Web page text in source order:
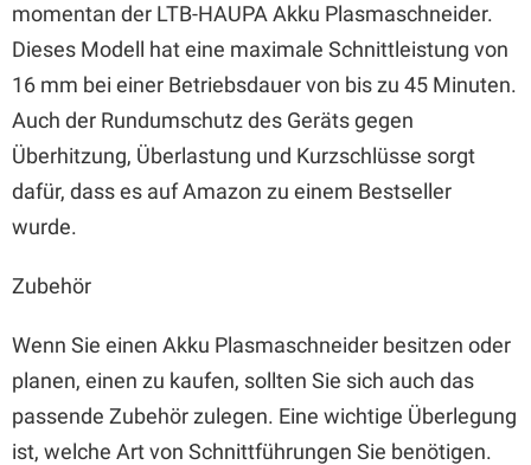
momentan der LTB-HAUPA Akku Plasmaschneider.
Dieses Modell hat eine maximale Schnittleistung von
16 mm bei einer Betriebsdauer von bis zu 45 Minuten.
Auch der Rundumschutz des Geräts gegen
Überhitzung, Überlastung und Kurzschlüsse sorgt
dafür, dass es auf Amazon zu einem Bestseller
wurde.
Zubehör
Wenn Sie einen Akku Plasmaschneider besitzen oder
planen, einen zu kaufen, sollten Sie sich auch das
passende Zubehör zulegen. Eine wichtige Überlegung
ist, welche Art von Schnittführungen Sie benötigen.